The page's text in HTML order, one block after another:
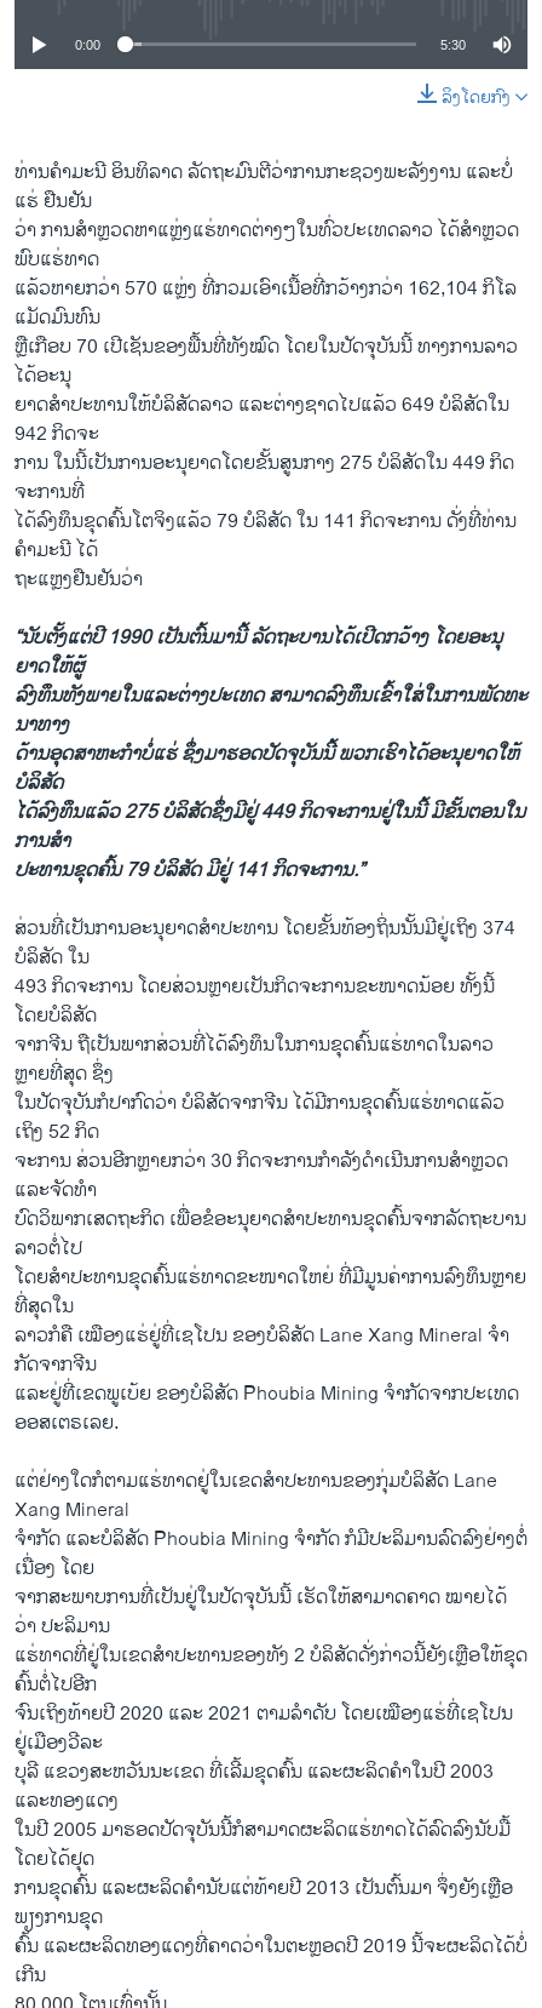
0:00 5:30
ລິງໂດຍກົງ
ທ່ານ​ຄຳ​ມະ​ນີ ອິນ​ທິ​ລ​າດ ລັດ​ຖະ​ມົນ​ຕີ​ວ່າ​ການ​ກະ​ຊວງ​ພະ​ລັງ​ງານ ແລະ​ບໍ່​
ແຮ່ ຢືນ​ຢັນ
​ວ່າ ​ການ​ສຳ​ຫຼວດ​ຫາ​ແຫຼ່ງ​ແຮ່​ທາດ​ຕ່າງໆ​ໃນ​ທົ່ວ​ປະ​ເທດ​ລາວ ໄດ້​ສຳ​ຫຼວດ​
ພົບ​ແຮ່​ທາດ
​ແລ້​ວ​ຫາຍກວ່າ 570 ແຫຼ່ງ ທີ່ກວມ​ເອົາ​ເນື້ອ​ທີ່ກວ້າງກວ່າ 162,104 ກິ​ໂລ​
ແມັດ​ມົນ​ທົນ
ຫຼື​ເກືອບ 70 ເປີ​ເຊັນຂອງ​ພື້ນ​ທີ່​ທັງ​ໝົດ ໂດຍ​ໃນ​ປັດ​ຈຸ​ບັນ​ນີ້ ທາງ​ການ​ລາວ
ໄດ້​ອະ​ນຸ​
ຍາດ​ສຳ​ປະ​ທານ​ໃຫ້​ບໍ​ລິ​ສັດ​ລາວ ແລະ​ຕ່າງ​ຊາດ​ໄປ​ແລ້ວ 649 ບໍ​ລິ​ສັດ​ໃນ
942 ກິດ​ຈະ​
ການ ໃນ​ນີ້​ເປັນ​ການ​ອະ​ນຸ​ຍາດ​ໂດຍ​ຂັ້ນສູນ​ກ​າງ 275 ບໍ​ລິ​ສັດ​ໃນ 449 ກິດ​
ຈະ​ການ​ທີ່​
ໄດ້​ລົງ​ທຶນ​ຂຸດ​ຄົ້ນ​ໂຕ​ຈິງ​ແລ້ວ 79 ບໍ​ລິ​ສັດ​ ໃນ 141 ກິດ​ຈະ​ການ ດັ່ງ​ທີ່​ທ່ານ​
ຄຳ​ມະ​ນີ ໄດ້
​ຖ​ະ​ແຫຼງ​ຢືນ​ຢັນ​ວ່າ
“ນັບ​ຕັ້ງ​ແຕ່​ປີ 1990 ເປັນ​ຕົ້ນ​ມາ​ນີ້ ລັດ​ຖະ​ບານ​ໄດ້​ເປີດກວ້າງ ໂດຍ​ອະ​ນຸ​
ຍາດ​ໃຫ້​ຜູ້​
ລົງ​ທຶນທັງພາຍ​ໃນແລະ​ຕ່າງ​ປະ​ເທດ ສາ​ມາດ​ລົງ​ທຶນ​ເຂົ້​າ​ໃສ່​ໃນ​ການ​ພັ​ດ​ທະ​
ນາ​ທາງ​
ດ້ານ​ອຸດ​ສາ​ຫະ​ກຳ​ບໍ່​ແຮ່ ຊຶ່ງ​ມາ​ຮອດ​ປັດ​ຈຸ​ບັນ​ນີ້​ ພວກ​ເຮົາ​ໄດ້​ອະ​ນຸ​ຍາດ​ໃຫ້​
ບໍ​ລິ​ສັດ
ໄດ້​ລົງ​ທຶນ​ແລ້ວ 275 ບໍ​ລິ​ສັດ​ຊຶ່ງ​ມີ​ຢູ່ 449 ກິດ​ຈະ​ການ​ຢູ່​ໃນ​ນີ້ ມີ​ຂັ້ນ​ຕອນ​ໃນ​
ການ​ສຳ​
ປະ​ທານ​ຂຸດ​ຄົ້ນ 79 ບໍ​ລິ​ສັດ ມີ​ຢູ່ 141 ກິ​ດຈະ​ການ.”
ສ່ວນ​ທີ່​ເປັນ​ການ​ອະ​ນຸ​ຍາດ​ສຳ​ປະ​ທານ ໂດຍ​ຂັ້ນ​ທ້ອງ​ຖິ່ນ​ນັ້ນ​ມີ​ຢູ່​ເຖິງ 374
ບໍ​ລິ​ສັດ ໃນ
493 ກິດ​ຈະ​ການ ໂດຍ​ສ່ວນ​ຫຼາຍ​ເປັນ​ກິດ​ຈະ​ການ​ຂະ​ໜາດ​ນ້ອຍ ທັ້ງ​ນີ້​
ໂດຍບໍ​ລິ​ສັດ​
ຈາກ​ຈີນ ຖື​ເປັນ​ພາກ​ສ່ວນ​ທີ່​ໄດ້​ລົງ​ທຶນ​ໃນ​ການ​ຂຸດຄົ້ນແຮ່​ທາດ​ໃນ​ລາວ​
ຫຼາຍ​ທີ່​ສຸດ ຊຶ່ງ​
ໃນ​ປັດ​ຈຸ​ບັນ​ກໍ​ປາ​ກົດ​ວ່າ ບໍ​ລິ​ສັດ​ຈາກ​ຈີນ​ ໄດ້​ມີ​ການ​ຂຸດ​ຄົ້​ນ​ແຮ່​ທາດ​ແລ້ວ
ເຖິງ 52 ກິດ​
ຈະ​ການ ສ່ວນ​ອີກ​ຫຼາຍກວ່າ 30 ກິດ​ຈະ​ການ​ກຳ​ລັງ​ດຳ​ເນີນ​ການ​ສຳ​ຫຼວດ
ແລະ​ຈັດ​ທຳ
​ບົດ​ວິ​ພາກ​ເສດ​ຖະ​ກິດ ​ເພື່ອ​ຂໍ​ອະ​ນຸ​ຍາດ​ສຳ​ປະ​ທານ​ຂຸດ​ຄົ້ນ​ຈາກ​ລັດ​ຖະ​ບານ​
ລາວ​ຕໍ່​ໄປ
ໂດຍ​ສຳ​ປະ​ທານ​ຂຸດ​ຄົ້ນ​ແຮ່​ທາດ​ຂະ​ໜາດ​ໃຫຍ່ ທີ່​ມີມູນ​ຄ່າ​ການ​ລົງ​ທຶນ​ຫຼາ​ຍ​
ທີ່​ສຸດ​ໃນ
ລາວ​ກໍ​ຄື ​ເໝືອງ​ແຮ່​ຢູ່​ທີ່​ເຊ​ໂປນ​ ຂອງ​ບໍ​ລິ​ສັດ Lane Xang Mineral ຈຳ​
ກັດ​ຈາກ​ຈີນ
ແລະ​ຢູ່​ທີ່​ເຂດ​ພູ​ເບ້ຍ​ ຂອງ​ບໍ​ລິ​ສັດ Phoubia Mining ຈຳ​ກັດ​ຈາກ​ປະ​ເທດ
ອອ​ສ​ເຕ​ຣ​ເລຍ.
ແຕ່​ຢ່າງ​ໃດ​ກໍ​ຕາມແຮ່​ທາດ​ຢູ່​ໃນເຂດ​ສຳ​ປະ​ທານ​ຂອງ​ກຸ່ມ​ບໍ​ລິ​ສັດ Lane
Xang Mineral
ຈຳ​ກັດ ແລະ​ບໍ​ລິ​ສັດ Phoubia Mining ຈຳ​ກັດ ​ກໍມີ​ປະ​ລິ​ມານ​ລົດ​ລົງ​ຢ່າງ​ຕໍ່​
ເນື່ອງ ໂດຍ
​ຈາກ​ສະ​ພາບ​ການ​ທີ່​ເປັນ​ຢູ່​ໃນ​ປັດ​ຈຸ​ບັນ​ນີ້ ​ເຮັດ​ໃຫ້​ສາ​ມາດ​ຄາດ ​ໝາຍ​ໄດ້​
ວ່າ ປະ​ລິ​ມານ
​ແຮ່​ທາດ​ທີ່​ຢູ່​ໃນ​ເຂດ​ສຳ​ປະ​ທານ​ຂອງ​ທັງ 2 ບໍ​ລິ​ສັດ​ດັ່ງ​ກ່າວ​ນີ້​ຍັງ​ເຫຼືອ​ໃຫ້​ຂຸດ​
ຄົ້ນ​ຕໍ່​ໄປ​ອີກ
​ຈົນ​ເຖິງທ້າຍ​ປີ 2020 ແລະ 2021 ຕາ​ມ​ລຳ​ດັບ ໂດຍ​ເໝືອງ​ແຮ່​ທີ່​ເຊ​ໂປນ
ຢູ່​ເມືອງ​ວີລະ​
ບຸ​ລີ ແຂວງ​ສະ​ຫວັນ​ນະ​ເຂດ ທີ່​ເລີ້ມ​ຂຸດ​ຄົ້ນ ແລະ​ຜະ​ລິດ​ຄຳ​ໃນ​ປີ 2003
ແລະ​ທອງແດງ
​ໃນ​ປີ 2005 ມາ​ຮອດ​ປັດ​ຈຸ​ບັນ​ນີ້​ກໍ​ສາ​ມາດ​ຜະ​ລິດ​ແຮ່​ທາດ​ໄດ້​ລົດ​ລົງ​ນັບ​ມື້
ໂດຍ​ໄດ້​ຢຸດ
ການ​ຂຸດ​ຄົ້ນ ແລະ​ຜະ​ລິດ​ຄຳ​ນັບ​ແຕ່​ທ້າຍ​ປີ 2013 ເປັນ​ຕົ້ນ​ມາ ​ຈຶ່ງ​ຍັງ​ເຫຼືອ​
ພຽງ​ການ​ຂຸດ
​ຄົ້ນ​ ແລະຜະ​ລິດ​ທ​ອງ​ແດງ​ທີ່​ຄາດ​ວ່າ​ໃນ​ຕະ​ຫຼອດ​ປີ 2019 ນີ້​ຈະ​ຜະ​ລິດ​ໄດ້​ບໍ່​
ເກີນ